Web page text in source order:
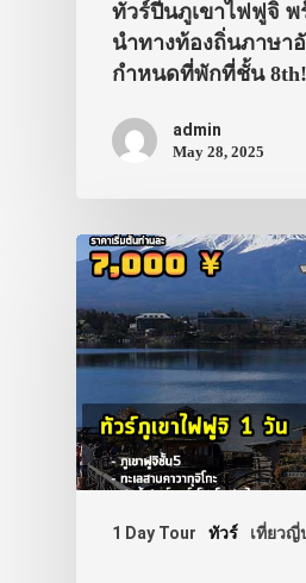
ทัวร์ปีนภูเขาไฟฟูจิ พ
นำทางท้องถิ่นภาษา
กำหนดที่พักที่ชั้น 8th!
admin
May 28, 2025
1 Day Tour ทัวร์ เที่ยวญี่